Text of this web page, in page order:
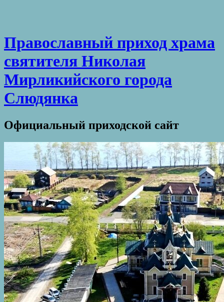
Православный приход храма
святителя Николая
Мирликийского города
Слюдянка
Официальный приходской сайт